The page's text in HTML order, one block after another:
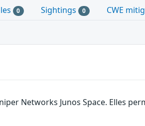
0 Sightings 0 CWE
Networks Junos Space. Elles